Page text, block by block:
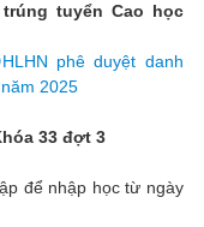
tuyển Cao học
phê duyệt danh
2025
33 đợt 3
để nhập học từ ngày